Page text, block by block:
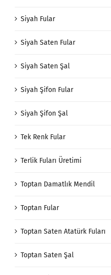
Siyah Fular
Siyah Saten Fular
Siyah Saten Şal
Siyah Şifon Fular
Siyah Şifon Şal
Tek Renk Fular
Terlik Fuları Üretimi
Toptan Damatlık Mendil
Toptan Fular
Toptan Saten Atatürk Fuları
Toptan Saten Şal